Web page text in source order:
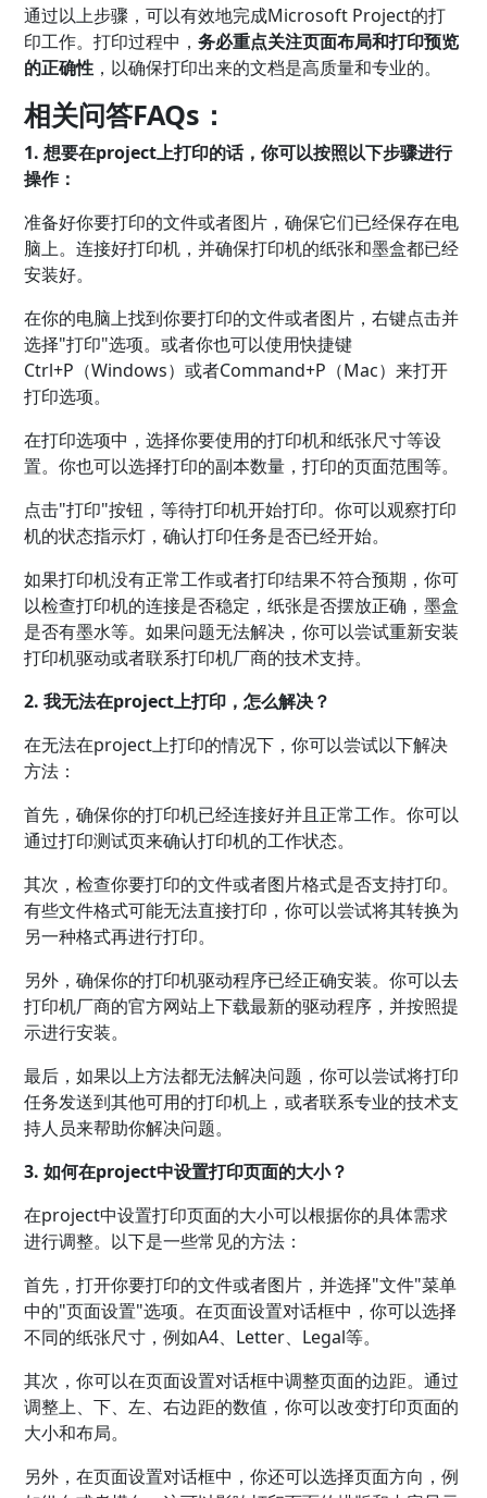
通过以上步骤，可以有效地完成Microsoft Project的打
印工作。打印过程中，务必重点关注页面布局和打印预览
的正确性 ，以确保打印出来的文档是高质量和专业的。
相关问答FAQs：
1. 想要在project上打印的话，你可以按照以下步骤进行
操作：
准备好你要打印的文件或者图片，确保它们已经保存在电
脑上。连接好打印机，并确保打印机的纸张和墨盒都已经
安装好。
在你的电脑上找到你要打印的文件或者图片，右键点击并
选择"打印"选项。或者你也可以使用快捷键
Ctrl+P（Windows）或者Command+P（Mac）来打开
打印选项。
在打印选项中，选择你要使用的打印机和纸张尺寸等设
置。你也可以选择打印的副本数量，打印的页面范围等。
点击"打印"按钮，等待打印机开始打印。你可以观察打印
机的状态指示灯，确认打印任务是否已经开始。
如果打印机没有正常工作或者打印结果不符合预期，你可
以检查打印机的连接是否稳定，纸张是否摆放正确，墨盒
是否有墨水等。如果问题无法解决，你可以尝试重新安装
打印机驱动或者联系打印机厂商的技术支持。
2. 我无法在project上打印，怎么解决？
在无法在project上打印的情况下，你可以尝试以下解决
方法：
首先，确保你的打印机已经连接好并且正常工作。你可以
通过打印测试页来确认打印机的工作状态。
其次，检查你要打印的文件或者图片格式是否支持打印。
有些文件格式可能无法直接打印，你可以尝试将其转换为
另一种格式再进行打印。
另外，确保你的打印机驱动程序已经正确安装。你可以去
打印机厂商的官方网站上下载最新的驱动程序，并按照提
示进行安装。
最后，如果以上方法都无法解决问题，你可以尝试将打印
任务发送到其他可用的打印机上，或者联系专业的技术支
持人员来帮助你解决问题。
3. 如何在project中设置打印页面的大小？
在project中设置打印页面的大小可以根据你的具体需求
进行调整。以下是一些常见的方法：
首先，打开你要打印的文件或者图片，并选择"文件"菜单
中的"页面设置"选项。在页面设置对话框中，你可以选择
不同的纸张尺寸，例如A4、Letter、Legal等。
其次，你可以在页面设置对话框中调整页面的边距。通过
调整上、下、左、右边距的数值，你可以改变打印页面的
大小和布局。
另外，在页面设置对话框中，你还可以选择页面方向，例